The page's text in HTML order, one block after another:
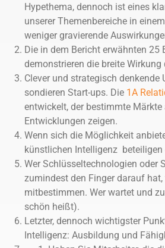
Hypethema, dennoch ist eines
unserer Themenbereiche in
weniger gravierende
Die in dem Bericht erwähnten 25
demonstrieren die breite Wirkung
Clever und strategisch
sondieren Start-ups. Die 1A
entwickelt, der bestimmte
Entwicklungen zeigen.
Wenn sich die Möglichkeit
künstlichen Intelligenz
Wer Schlüsseltechnologien oder
zumindest den Finger darauf
mitbestimmen. Wer wartet und
schön heißt).
Letzter, dennoch wichtigster
Intelligenz: Ausbildung und